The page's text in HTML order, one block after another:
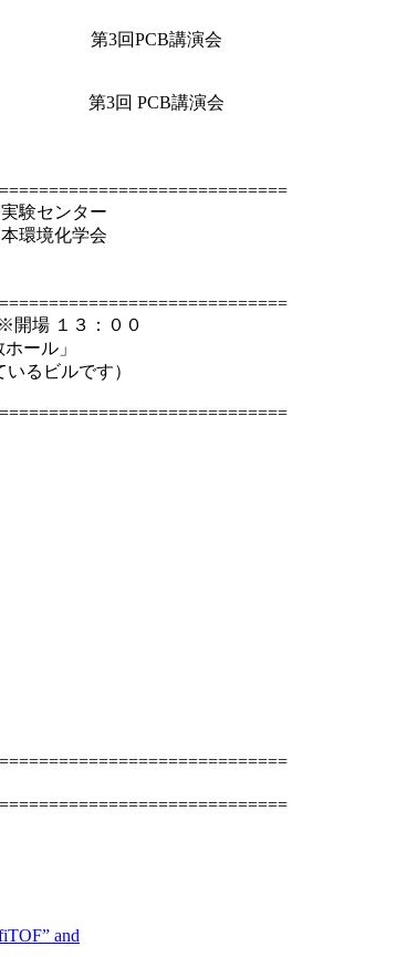
第3回PCB講演会
第3回 PCB講演会
験センター
環境化学会
開場 １３：００
ール」
るビルです）
and